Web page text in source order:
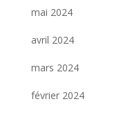
mai 2024
avril 2024
mars 2024
février 2024